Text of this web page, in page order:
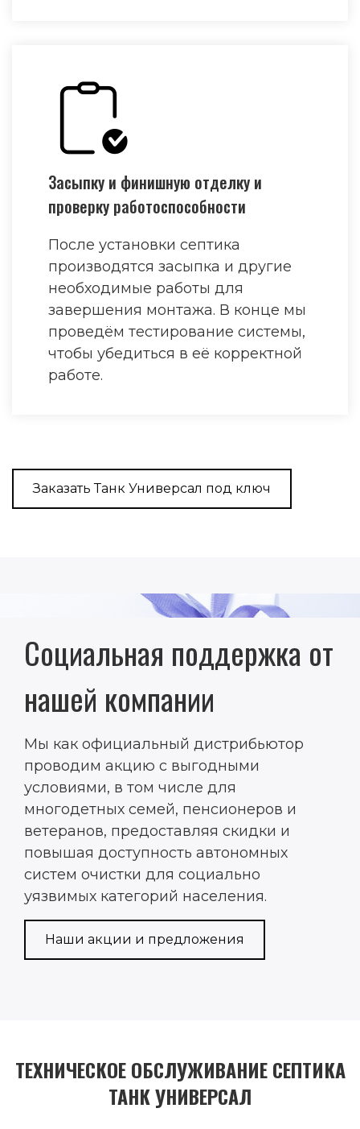
Засыпку и финишную отделку и
проверку работоспособности
После установки септика
производятся засыпка и другие
необходимые работы для
завершения монтажа. В конце мы
проведём тестирование системы,
чтобы убедиться в её корректной
работе.
Заказать Танк Универсал под ключ
Социальная поддержка от
нашей компании
Мы как официальный дистрибьютор
проводим акцию с выгодными
условиями, в том числе для
многодетных семей, пенсионеров и
ветеранов, предоставляя скидки и
повышая доступность автономных
систем очистки для социально
уязвимых категорий населения.
Наши акции и предложения
ТЕХНИЧЕСКОЕ ОБСЛУЖИВАНИЕ СЕПТИКА
ТАНК УНИВЕРСАЛ